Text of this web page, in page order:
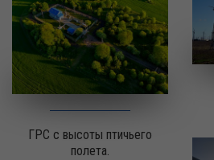
ГРС с высоты птичьего
полета.